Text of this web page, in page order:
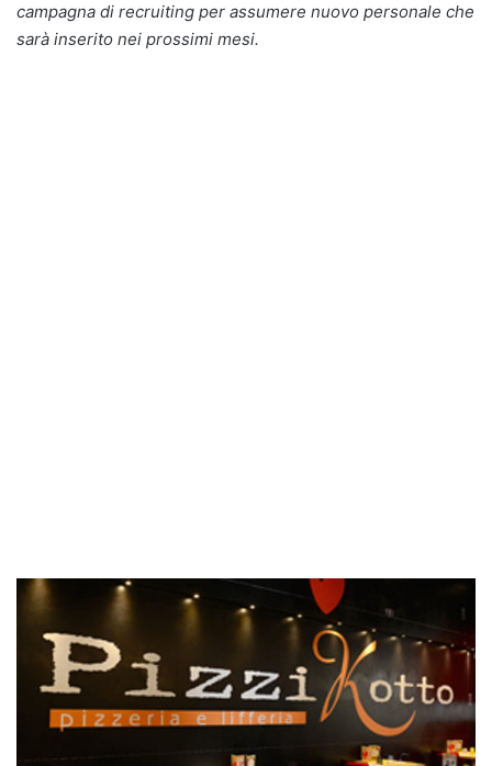
campagna di recruiting per assumere nuovo personale che
sarà inserito nei prossimi mesi.